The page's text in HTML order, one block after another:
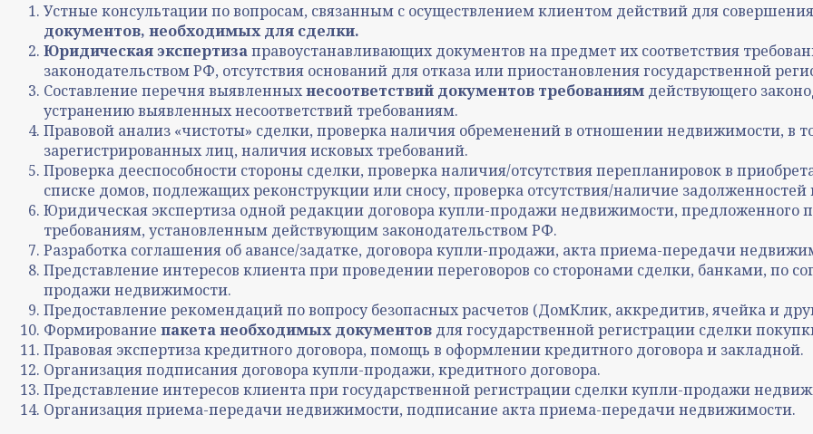
Устные консультации по вопросам, связанным с осуществлением клиентом действий для
документов, необходимых для сделки.
Юридическая экспертизаправоустанавливающих документов на предмет их соответствия
законодательством РФ, отсутствия оснований для отказа или приостановления государственной
Составление перечня выявленныхнесоответствий документов требованиям действующего
устранению выявленных несоответствий требованиям.
Правовой анализ «чистоты» сделки, проверка наличия обременений в отношении недвижимости, в
зарегистрированных лиц, наличия исковых требований.
Проверка дееспособности стороны сделки, проверка наличия/отсутствия перепланировок в
списке домов, подлежащих реконструкции или сносу, проверка отсутствия/наличие
Юридическая экспертиза одной редакции договора купли-продажи недвижимости, предложенного
требованиям, установленным действующим законодательством РФ.
Разработка соглашения об авансе/задатке, договора купли-продажи, акта приема-передачи
Представление интересов клиента при проведении переговоров со сторонами сделки, банками, по
продажи недвижимости.
Предоставление рекомендаций по вопросу безопасных расчетов (ДомКлик, аккредитив, ячейка и
Формирование пакета необходимых документов для государственной регистрации сделки
Правовая экспертиза кредитного договора, помощь в оформлении кредитного договора и закладной.
Организация подписания договора купли-продажи, кредитного договора.
Представление интересов клиента при государственной регистрации сделки купли-продажи
Организация приема-передачи недвижимости, подписание акта приема-передачи недвижимости.